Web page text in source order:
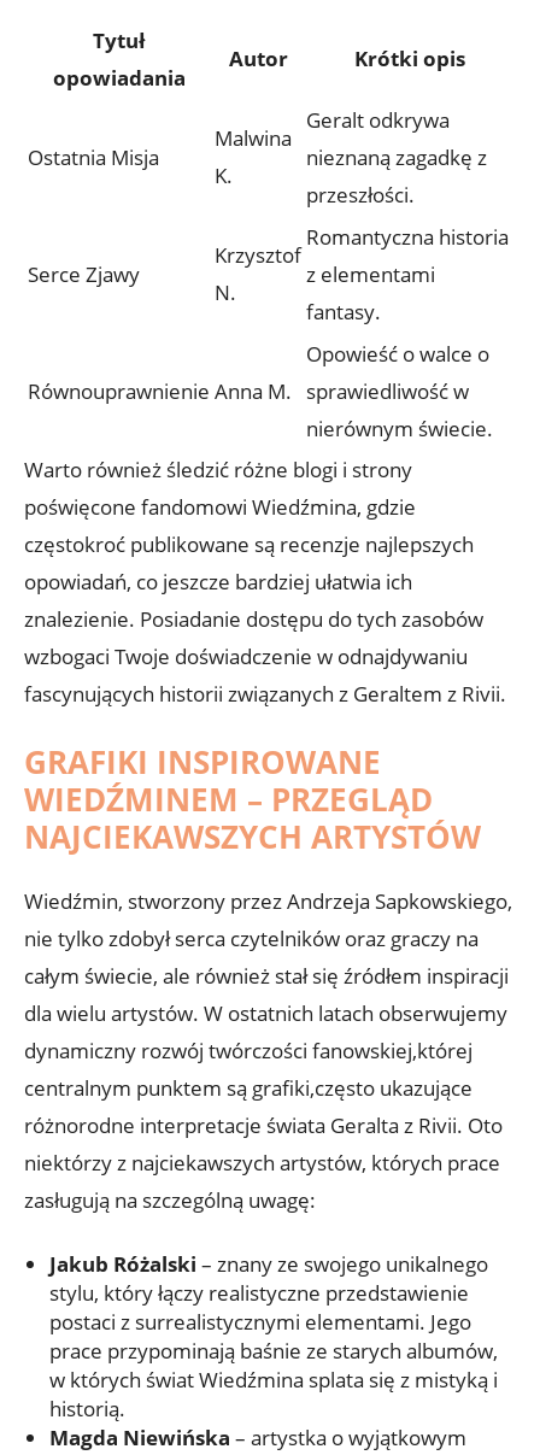
Tytuł
opowiadania
Autor Krótki opis
Ostatnia Misja
Malwina
K.
Geralt odkrywa
nieznaną zagadkę z
przeszłości.
Serce Zjawy
Krzysztof
N.
Romantyczna historia
z elementami
fantasy.
Równouprawnienie Anna M.
Opowieść o walce o
sprawiedliwość w
nierównym świecie.
Warto również śledzić różne blogi i strony
poświęcone fandomowi Wiedźmina, gdzie
częstokroć publikowane są recenzje najlepszych
opowiadań, co jeszcze bardziej ułatwia ich
znalezienie. Posiadanie dostępu do tych zasobów
wzbogaci Twoje doświadczenie w odnajdywaniu
fascynujących historii związanych z Geraltem z Rivii.
GRAFIKI INSPIROWANE
WIEDŹMINEM – PRZEGLĄD
NAJCIEKAWSZYCH ARTYSTÓW
Wiedźmin, stworzony przez Andrzeja Sapkowskiego,
nie tylko zdobył serca czytelników oraz graczy na
całym świecie, ale również stał się źródłem inspiracji
dla wielu artystów. W ostatnich latach obserwujemy
dynamiczny rozwój twórczości fanowskiej,której
centralnym punktem są grafiki,często ukazujące
różnorodne interpretacje świata Geralta z Rivii. Oto
niektórzy z najciekawszych artystów, których prace
zasługują na szczególną uwagę:
Jakub Różalski – znany ze swojego unikalnego
stylu, który łączy realistyczne przedstawienie
postaci z surrealistycznymi elementami. Jego
prace przypominają baśnie ze starych albumów,
w których świat Wiedźmina splata się z mistyką i
historią.
Magda Niewińska – artystka o wyjątkowym